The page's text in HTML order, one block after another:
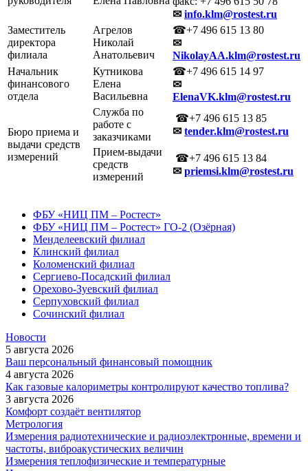
✉ info.klm@rostest.ru
Заместитель
директора
филиала
Агрелов
Николай
Анатольевич
☎+7 496 615 13 80
✉
NikolayAA.klm@rostest.ru
Начальник
финансового
отдела
Кутникова
Елена
Васильевна
☎+7 496 615 14 97
✉
ElenaVK.klm@rostest.ru
Бюро приема и
выдачи средств
измерений
Служба по
работе с
заказчиками
☎+7 496 615 13 85
✉ tender.klm@rostest.ru
Прием-выдачи
средств
измерений
☎+7 496 615 13 84
✉ priemsi.klm@rostest.ru
ФБУ «НИЦ ПМ – Ростест»
ФБУ «НИЦ ПМ – Ростест» ГО-2 (Озёрная)
Менделеевский филиал
Клинский филиал
Коломенский филиал
Сергиево-Посадский филиал
Орехово-Зуевский филиал
Серпуховский филиал
Сочинский филиал
Новости
5 августа 2026
Ваш персональный финансовый помощник
4 августа 2026
Как газовые калориметры контролируют качество топлива?
3 августа 2026
Комфорт создаёт вентилятор
Метрология
Измерения радиотехнические и радиоэлектронные, времени и
частоты, виброакустических величин
Измерения теплофизические и температурные